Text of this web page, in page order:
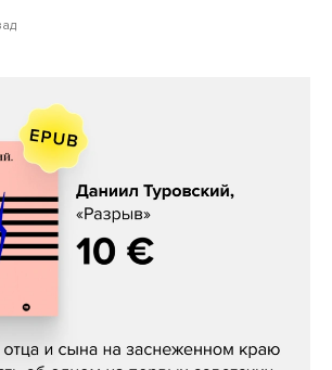
Туровский, «Разрыв»